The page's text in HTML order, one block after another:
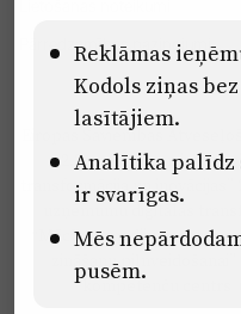
Pārredzamības paziņojumi
Eiropas Savienības
2.2. reformu un
transformācija un
uzņēmumu digitālās
“Mācības mediju nozares
zināšanu
kompetenču centrs
Reklāmas
Kodols ziņas
lasītājiem.
Analītika palīdz
ir svarīgas.
Mēs
pusēm.